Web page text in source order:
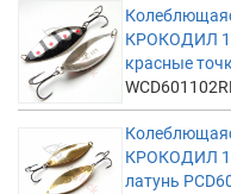
КРОКОДИЛ
красные
КРОКОДИЛ
латунь